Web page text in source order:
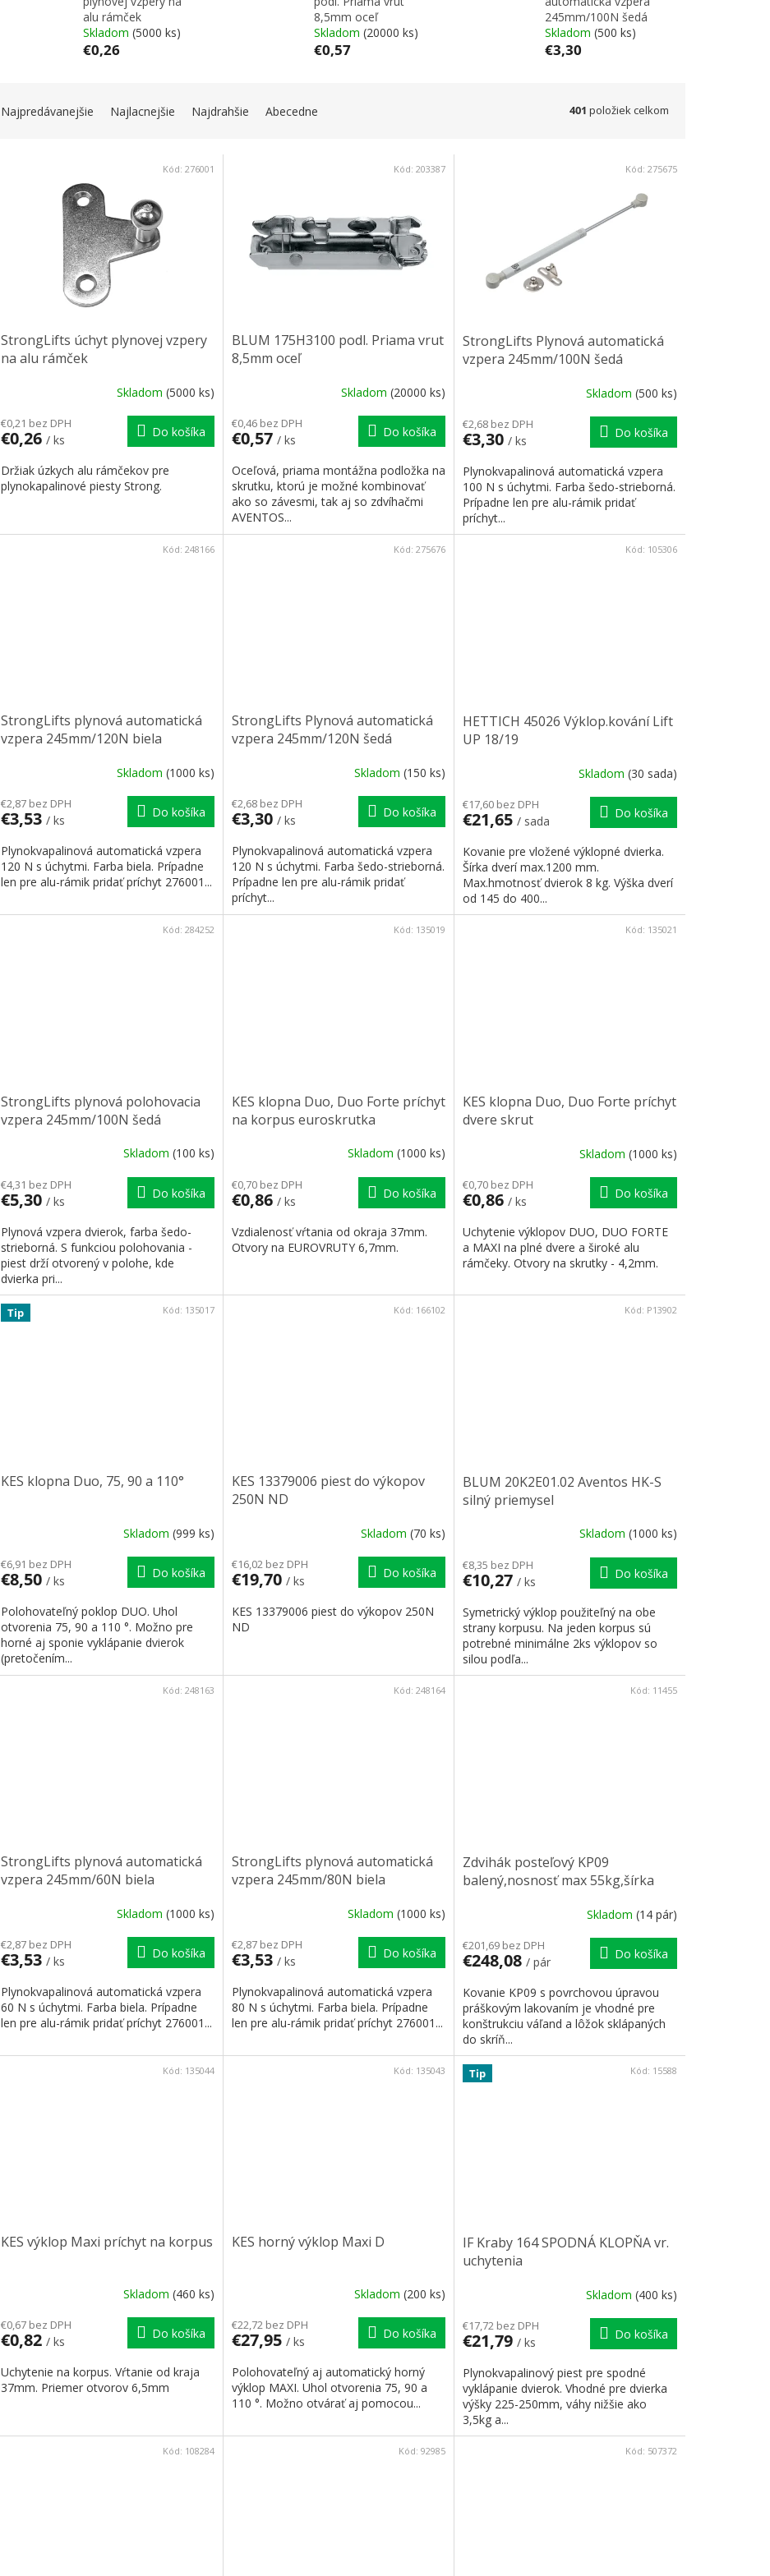
alu rámček
Skladom (5000 ks)
€0,26
8,5mm oceľ
Skladom (20000 ks)
€0,57
245mm/100N šedá
Skladom (500 ks)
€3,30
Najpredávanejšie Najlacnejšie Najdrahšie Abecedne 401 položiek celkom
StrongLifts úchyt plynovej vzpery
na alu rámček
Skladom (5000 ks)
€0,21 bez DPH
€0,26 / ks
Do košíka
Držiak úzkych alu rámčekov pre
plynokapalinové piesty Strong.
Kód: 276001
BLUM 175H3100 podl. Priama vrut
8,5mm oceľ
Skladom (20000 ks)
€0,46 bez DPH
€0,57 / ks
Do košíka
Oceľová, priama montážna podložka na
skrutku, ktorú je možné kombinovať
ako so závesmi, tak aj so zdvíhačmi
AVENTOS...
Kód: 203387
StrongLifts Plynová automatická
vzpera 245mm/100N šedá
Skladom (500 ks)
€2,68 bez DPH
€3,30 / ks
Do košíka
Plynokvapalinová automatická vzpera
100 N s úchytmi. Farba šedo-strieborná.
Prípadne len pre alu-rámik pridať
príchyt...
Kód: 275675
StrongLifts plynová automatická
vzpera 245mm/120N biela
Skladom (1000 ks)
€2,87 bez DPH
€3,53 / ks
Do košíka
Plynokvapalinová automatická vzpera
120 N s úchytmi. Farba biela. Prípadne
len pre alu-rámik pridať príchyt 276001...
Kód: 248166
StrongLifts Plynová automatická
vzpera 245mm/120N šedá
Skladom (150 ks)
€2,68 bez DPH
€3,30 / ks
Do košíka
Plynokvapalinová automatická vzpera
120 N s úchytmi. Farba šedo-strieborná.
Prípadne len pre alu-rámik pridať
príchyt...
Kód: 275676
HETTICH 45026 Výklop.kování Lift
UP 18/19
Skladom (30 sada)
€17,60 bez DPH
€21,65 / sada
Do košíka
Kovanie pre vložené výklopné dvierka.
Šírka dverí max.1200 mm.
Max.hmotnosť dvierok 8 kg. Výška dverí
od 145 do 400...
Kód: 105306
StrongLifts plynová polohovacia
vzpera 245mm/100N šedá
Skladom (100 ks)
€4,31 bez DPH
€5,30 / ks
Do košíka
Plynová vzpera dvierok, farba šedo-
strieborná. S funkciou polohovania -
piest drží otvorený v polohe, kde
dvierka pri...
Kód: 284252
KES klopna Duo, Duo Forte príchyt
na korpus euroskrutka
Skladom (1000 ks)
€0,70 bez DPH
€0,86 / ks
Do košíka
Vzdialenosť vŕtania od okraja 37mm.
Otvory na EUROVRUTY 6,7mm.
Kód: 135019
KES klopna Duo, Duo Forte príchyt
dvere skrut
Skladom (1000 ks)
€0,70 bez DPH
€0,86 / ks
Do košíka
Uchytenie výklopov DUO, DUO FORTE
a MAXI na plné dvere a široké alu
rámčeky. Otvory na skrutky - 4,2mm.
Kód: 135021
Tip
KES klopna Duo, 75, 90 a 110°
Skladom (999 ks)
€6,91 bez DPH
€8,50 / ks
Do košíka
Polohovateľný poklop DUO. Uhol
otvorenia 75, 90 a 110 °. Možno pre
horné aj sponie vyklápanie dvierok
(pretočením...
Kód: 135017
KES 13379006 piest do výkopov
250N ND
Skladom (70 ks)
€16,02 bez DPH
€19,70 / ks
Do košíka
KES 13379006 piest do výkopov 250N
ND
Kód: 166102
BLUM 20K2E01.02 Aventos HK-S
silný priemysel
Skladom (1000 ks)
€8,35 bez DPH
€10,27 / ks
Do košíka
Symetrický výklop použiteľný na obe
strany korpusu. Na jeden korpus sú
potrebné minimálne 2ks výklopov so
silou podľa...
Kód: P13902
StrongLifts plynová automatická
vzpera 245mm/60N biela
Skladom (1000 ks)
€2,87 bez DPH
€3,53 / ks
Do košíka
Plynokvapalinová automatická vzpera
60 N s úchytmi. Farba biela. Prípadne
len pre alu-rámik pridať príchyt 276001...
Kód: 248163
StrongLifts plynová automatická
vzpera 245mm/80N biela
Skladom (1000 ks)
€2,87 bez DPH
€3,53 / ks
Do košíka
Plynokvapalinová automatická vzpera
80 N s úchytmi. Farba biela. Prípadne
len pre alu-rámik pridať príchyt 276001...
Kód: 248164
Zdvihák posteľový KP09
balený,nosnosť max 55kg,šírka
Skladom (14 pár)
€201,69 bez DPH
€248,08 / pár
Do košíka
Kovanie KP09 s povrchovou úpravou
práškovým lakovaním je vhodné pre
konštrukciu váľand a lôžok sklápaných
do skríň...
Kód: 11455
KES výklop Maxi príchyt na korpus
Skladom (460 ks)
€0,67 bez DPH
€0,82 / ks
Do košíka
Uchytenie na korpus. Vŕtanie od kraja
37mm. Priemer otvorov 6,5mm
Kód: 135044
KES horný výklop Maxi D
Skladom (200 ks)
€22,72 bez DPH
€27,95 / ks
Do košíka
Polohovateľný aj automatický horný
výklop MAXI. Uhol otvorenia 75, 90 a
110 °. Možno otvárať aj pomocou...
Kód: 135043 Tip
IF Kraby 164 SPODNÁ KLOPŇA vr.
uchytenia
Skladom (400 ks)
€17,72 bez DPH
€21,79 / ks
Do košíka
Plynokvapalinový piest pre spodné
vyklápanie dvierok. Vhodné pre dvierka
výšky 225-250mm, váhy nižšie ako
3,5kg a...
Kód: 15588
Kód: 108284 Kód: 92985 Kód: 507372